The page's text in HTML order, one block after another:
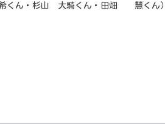
大騎くん・田畑 慧くん）